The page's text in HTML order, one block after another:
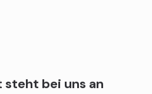
steht bei uns an